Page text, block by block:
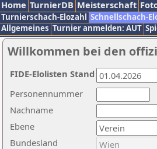
Home TurnierDB Meisterschaft
Turnierschach-Elozahl Schnellschach-
Allgemeines Turnier anmelden: AUT
Willkommen bei den
Nachname
Ebene
Personennummer
Bundesland
FIDE-Elolisten Stand